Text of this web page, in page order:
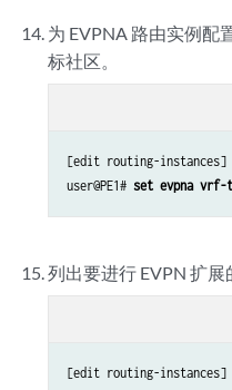
为 EVPNA 路由实例配
标社区。
[edit routing-instances]
user@PE1# set evpna vrf-
列出要进行 EVPN 扩展
[edit routing-instances]